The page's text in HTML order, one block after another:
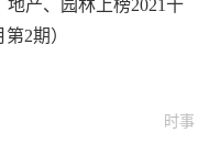
地产、园林上榜2021十
2期）
时事